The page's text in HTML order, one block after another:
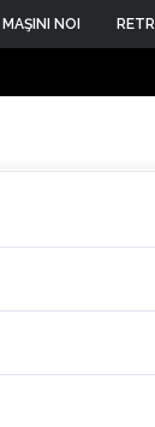
MAŞINI NOI